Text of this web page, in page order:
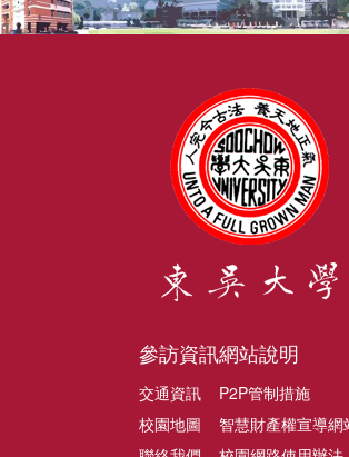
參訪資訊
交通資訊
校園地圖
網站說明
P2P管制措施
智慧財產權宣導網